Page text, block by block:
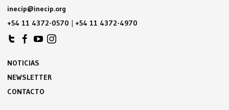
inecip@inecip.org
+54 11 4372-0570 | +54 11 4372-4970
NOTICIAS
NEWSLETTER
CONTACTO